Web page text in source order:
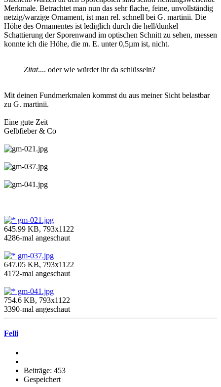
Merkmale. Betrachtet man nun das sehr flache, feine, unvollständig
netzig/warzige Ornament, ist man rel. schnell bei G. martinii. Die
Höhe des Ornamentes ist lediglich durch die hell/dunkel
Schattierung der Sporenwand im optischen Schnitt zu sehen, messen
konnte ich die Höhe, die m. E. unter 0,5µm ist, nicht.
Zitat.... oder wie würdet ihr da schlüsseln?
Mit deinen Fundmerkmalen kommst du aus meiner Sicht belastbar
zu G. martinii.
Eine gute Zeit
Gelbfieber & Co
gm-021.jpg
645.99 KB, 793x1122
4286-mal angeschaut
gm-037.jpg
647.05 KB, 793x1122
4172-mal angeschaut
gm-041.jpg
754.6 KB, 793x1122
3390-mal angeschaut
Felli
Beiträge: 453
Gespeichert